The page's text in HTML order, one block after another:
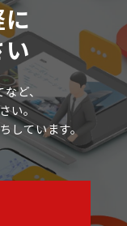
ど、
い。
しています。